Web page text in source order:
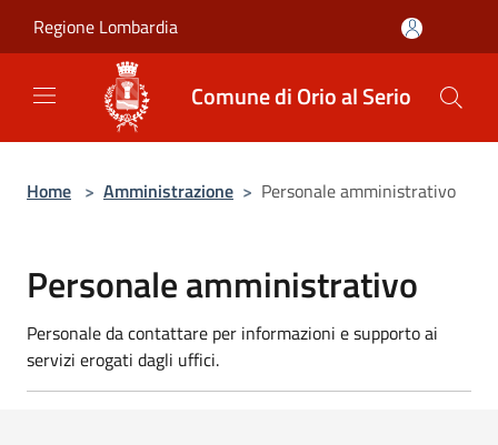
Regione Lombardia
Comune di Orio al Serio
Home > Amministrazione > Personale amministrativo
Personale amministrativo
Personale da contattare per informazioni e supporto ai
servizi erogati dagli uffici.